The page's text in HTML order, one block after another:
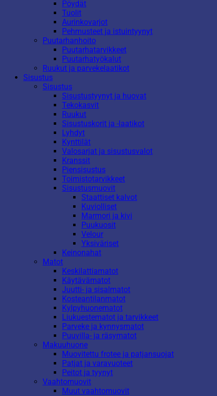
Pöydät
Tuolit
Aurinkovarjot
Pehmusteet ja istuintyynyt
Puutarhanhoito
Puutarhatarvikkeet
Puutarhatyökalut
Ruukut ja parvekelaatikot
Sisustus
Sisustus
Sisustustyynyt ja huovat
Tekokasvit
Ruukut
Sisustuskorit ja -laatikot
Lyhdyt
Kynttilät
Valosarjat ja sisustusvalot
Kranssit
Piensisustus
Toimistotarvikkeet
Sisustusmuovit
Staattiset kalvot
Kuviolliset
Marmori ja kivi
Puukuosit
Velour
Yksiväriset
Keinonahat
Matot
Keskilattiamatot
Käytävämatot
Juutti- ja sisalmatot
Kosteantilanmatot
Kylpyhuonematot
Liukuestematot ja tarvikkeet
Parveke ja kynnysmatot
Puuvilla- ja räsymatot
Makuuhuone
Muovitettu frotee ja patjansuojat
Patjat ja varavuoteet
Peitot ja tyynyt
Vaahtomuovit
Muut vaahtomuovit